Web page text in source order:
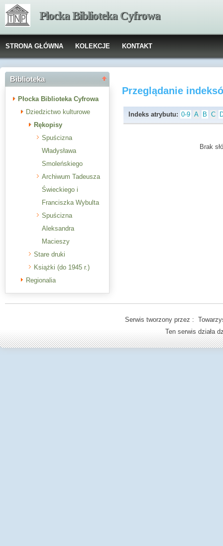
Płocka Biblioteka Cyfrowa
STRONA GŁÓWNA KOLEKCJE KONTAKT
Biblioteka
Płocka Biblioteka Cyfrowa
Dziedzictwo kulturowe
Rękopisy
Spuścizna
Władysława
Smoleńskiego
Archiwum Tadeusza
Świeckiego i
Franciszka Wybulta
Spuścizna
Aleksandra
Macieszy
Stare druki
Książki (do 1945 r.)
Regionalia
Przeglądanie
Indeks atrybutu: 0-9 A B C
Brak
Serwis tworzony przez :
Ten serwis działa